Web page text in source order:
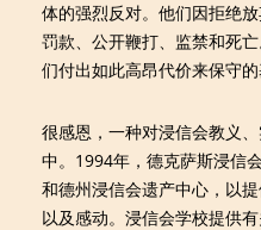
体的强烈反对。他们因拒绝
罚款、公开鞭打、监禁和死
们付出如此高昂代价来保守
很感恩，一种对浸信会教义
中。1994年，德克萨斯浸信
和德州浸信会遗产中心，以
以及感动。浸信会学校提供